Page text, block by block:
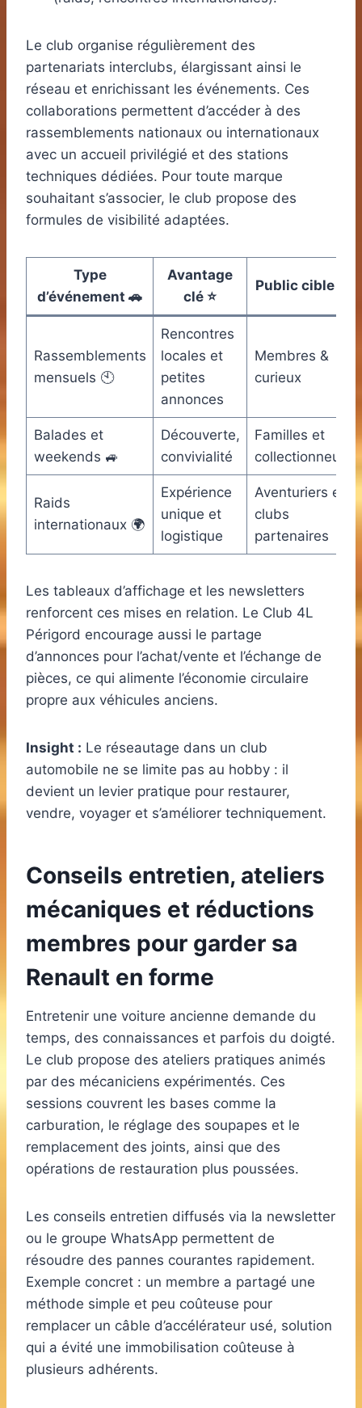
Le club organise régulièrement des
partenariats interclubs, élargissant ainsi le
réseau et enrichissant les événements. Ces
collaborations permettent d’accéder à des
rassemblements nationaux ou internationaux
avec un accueil privilégié et des stations
techniques dédiées. Pour toute marque
souhaitant s’associer, le club propose des
formules de visibilité adaptées.
Type
d’événement 🚗
Avantage
clé ⭐
Public cible 👥
Rassemblements
mensuels 🕙
Rencontres
locales et
petites
annonces
Membres &
curieux
Balades et
weekends 🚙
Découverte,
convivialité
Familles et
collectionneurs
Raids
internationaux 🌍
Expérience
unique et
logistique
Aventuriers et
clubs
partenaires
Les tableaux d’affichage et les newsletters
renforcent ces mises en relation. Le Club 4L
Périgord encourage aussi le partage
d’annonces pour l’achat/vente et l’échange de
pièces, ce qui alimente l’économie circulaire
propre aux véhicules anciens.
Insight : Le réseautage dans un club
automobile ne se limite pas au hobby : il
devient un levier pratique pour restaurer,
vendre, voyager et s’améliorer techniquement.
Conseils entretien, ateliers
mécaniques et réductions
membres pour garder sa
Renault en forme
Entretenir une voiture ancienne demande du
temps, des connaissances et parfois du doigté.
Le club propose des ateliers pratiques animés
par des mécaniciens expérimentés. Ces
sessions couvrent les bases comme la
carburation, le réglage des soupapes et le
remplacement des joints, ainsi que des
opérations de restauration plus poussées.
Les conseils entretien diffusés via la newsletter
ou le groupe WhatsApp permettent de
résoudre des pannes courantes rapidement.
Exemple concret : un membre a partagé une
méthode simple et peu coûteuse pour
remplacer un câble d’accélérateur usé, solution
qui a évité une immobilisation coûteuse à
plusieurs adhérents.